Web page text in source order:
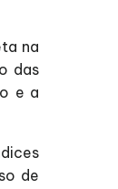
na
das
e a
de